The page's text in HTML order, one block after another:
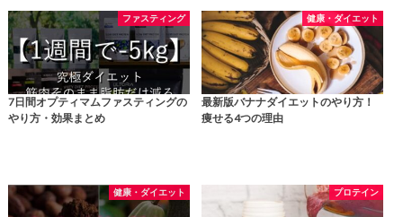
ファスティング
7日間オプティマムファスティングの
やり方・効果まとめ
健康・ダイエット
最新版バナナダイエットのやり方！
痩せる4つの理由
健康・ダイエット プロテイン